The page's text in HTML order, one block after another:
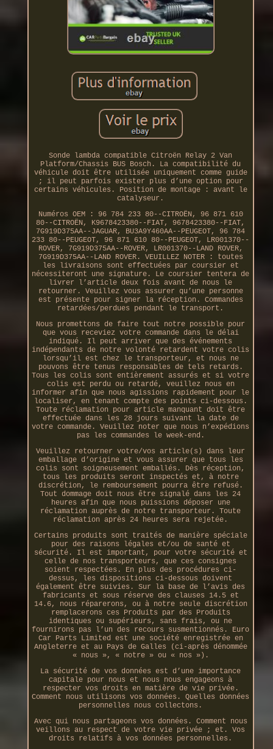
Sonde lambda compatible Citroën Relay 2 Van
Platform/Chassis BUS Bosch. La compatibilité du
véhicule doit être utilisée uniquement comme guide
; il peut parfois exister plus d’une option pour
certains véhicules. Position de montage : avant le
catalyseur.
Numéros OEM : 96 784 233 80--CITROËN, 96 871 610
80--CITROËN, K9678423380--FIAT, 9678423380--FIAT,
7G919D375AA--JAGUAR, BU3A9Y460AA--PEUGEOT, 96 784
233 80--PEUGEOT, 96 871 610 80--PEUGEOT, LR001370--
ROVER, 7G919D375AA--ROVER, LR001370--LAND ROVER,
7G919D375AA--LAND ROVER. VEUILLEZ NOTER : toutes
les livraisons sont effectuées par coursier et
nécessiteront une signature. Le coursier tentera de
livrer l’article deux fois avant de nous le
retourner. Veuillez vous assurer qu’une personne
est présente pour signer la réception. Commandes
retardées/perdues pendant le transport.
Nous promettons de faire tout notre possible pour
que vous receviez votre commande dans le délai
indiqué. Il peut arriver que des événements
indépendants de notre volonté retardent votre colis
lorsqu’il est chez le transporteur, et nous ne
pouvons être tenus responsables de tels retards.
Tous les colis sont entièrement assurés et si votre
colis est perdu ou retardé, veuillez nous en
informer afin que nous agissions rapidement pour le
localiser, en tenant compte des points ci-dessous.
Toute réclamation pour article manquant doit être
effectuée dans les 28 jours suivant la date de
votre commande. Veuillez noter que nous n’expédions
pas les commandes le week-end.
Veuillez retourner votre/vos article(s) dans leur
emballage d’origine et vous assurer que tous les
colis sont soigneusement emballés. Dès réception,
tous les produits seront inspectés et, à notre
discrétion, le remboursement pourra être refusé.
Tout dommage doit nous être signalé dans les 24
heures afin que nous puissions déposer une
réclamation auprès de notre transporteur. Toute
réclamation après 24 heures sera rejetée.
Certains produits sont traités de manière spéciale
pour des raisons légales et/ou de santé et
sécurité. Il est important, pour votre sécurité et
celle de nos transporteurs, que ces consignes
soient respectées. En plus des procédures ci-
dessus, les dispositions ci-dessous doivent
également être suivies. Sur la base de l’avis des
fabricants et sous réserve des clauses 14.5 et
14.6, nous réparerons, ou à notre seule discrétion
remplacerons ces Produits par des Produits
identiques ou supérieurs, sans frais, ou ne
fournirons pas l’un des recours susmentionnés. Euro
Car Parts Limited est une société enregistrée en
Angleterre et au Pays de Galles (ci-après dénommée
« nous », « notre » ou « nos »).
La sécurité de vos données est d’une importance
capitale pour nous et nous nous engageons à
respecter vos droits en matière de vie privée.
Comment nous utilisons vos données. Quelles données
personnelles nous collectons.
Avec qui nous partageons vos données. Comment nous
veillons au respect de votre vie privée ; et. Vos
droits relatifs à vos données personnelles.